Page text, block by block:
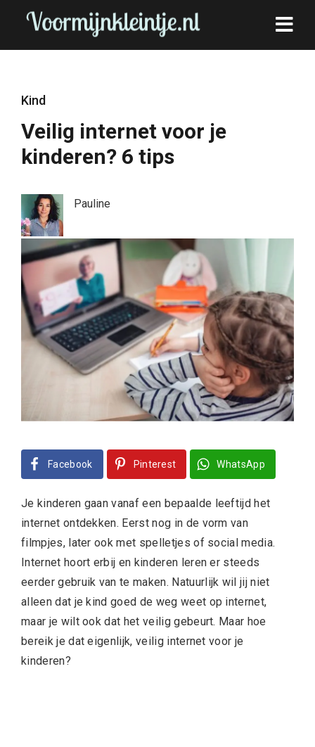
Kind
Veilig internet voor je
kinderen? 6 tips
Pauline
Facebook Pinterest WhatsApp
Je kinderen gaan vanaf een bepaalde leeftijd het
internet ontdekken. Eerst nog in de vorm van
filmpjes, later ook met spelletjes of social media.
Internet hoort erbij en kinderen leren er steeds
eerder gebruik van te maken. Natuurlijk wil jij niet
alleen dat je kind goed de weg weet op internet,
maar je wilt ook dat het veilig gebeurt. Maar hoe
bereik je dat eigenlijk, veilig internet voor je
kinderen?